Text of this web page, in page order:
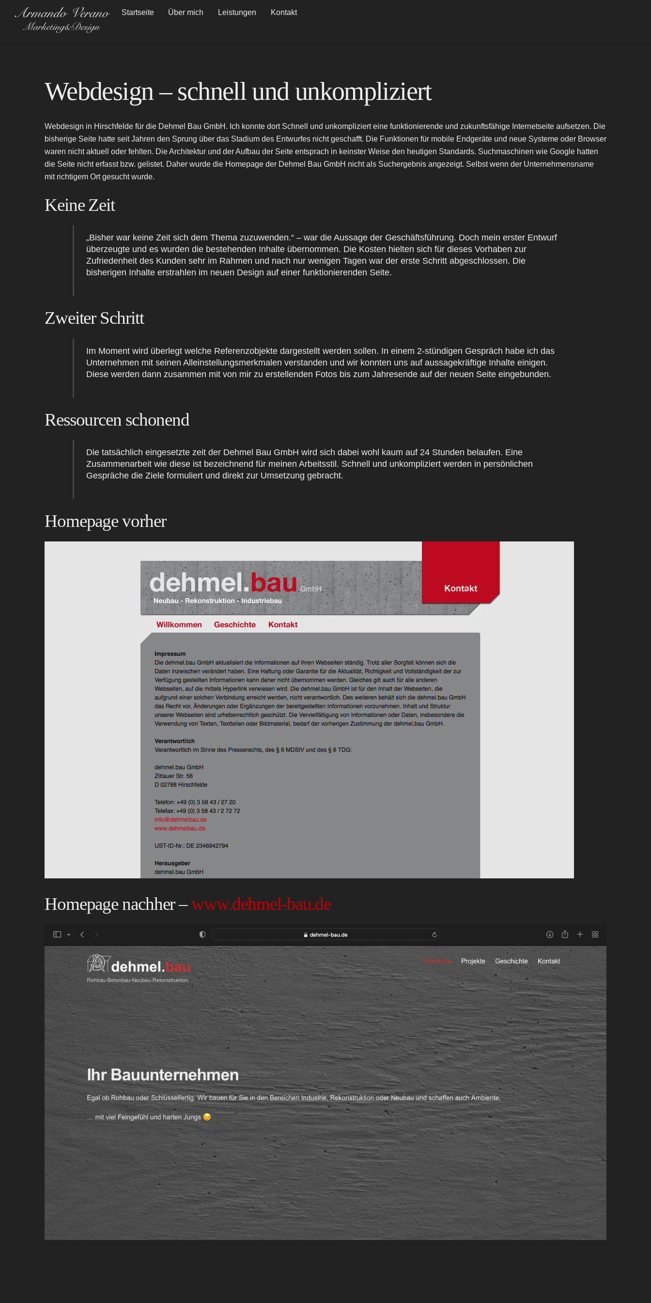
content
Startseite Über mich Leistungen Kontakt
Webdesign – schnell und unkompliziert
Webdesign in Hirschfelde für die Dehmel Bau GmbH. Ich konnte dort Schnell und unkompliziert eine funktionierende und zukunftsfähige Internetseite aufsetzen. Die
bisherige Seite hatte seit Jahren den Sprung über das Stadium des Entwurfes nicht geschafft. Die Funktionen für mobile Endgeräte und neue Systeme oder Browser
waren nicht aktuell oder fehlten. Die Architektur und der Aufbau der Seite entsprach in keinster Weise den heutigen Standards. Suchmaschinen wie Google hatten
die Seite nicht erfasst bzw. gelistet. Daher wurde die Homepage der Dehmel Bau GmbH nicht als Suchergebnis angezeigt. Selbst wenn der Unternehmensname
mit richtigem Ort gesucht wurde.
Keine Zeit
„Bisher war keine Zeit sich dem Thema zuzuwenden.“ – war die Aussage der Geschäftsführung. Doch mein erster Entwurf
überzeugte und es wurden die bestehenden Inhalte übernommen. Die Kosten hielten sich für dieses Vorhaben zur
Zufriedenheit des Kunden sehr im Rahmen und nach nur wenigen Tagen war der erste Schritt abgeschlossen. Die
bisherigen Inhalte erstrahlen im neuen Design auf einer funktionierenden Seite.
Zweiter Schritt
Im Moment wird überlegt welche Referenzobjekte dargestellt werden sollen. In einem 2-stündigen Gespräch habe ich das
Unternehmen mit seinen Alleinstellungsmerkmalen verstanden und wir konnten uns auf aussagekräftige Inhalte einigen.
Diese werden dann zusammen mit von mir zu erstellenden Fotos bis zum Jahresende auf der neuen Seite eingebunden.
Ressourcen schonend
Die tatsächlich eingesetzte zeit der Dehmel Bau GmbH wird sich dabei wohl kaum auf 24 Stunden belaufen. Eine
Zusammenarbeit wie diese ist bezeichnend für meinen Arbeitsstil. Schnell und unkompliziert werden in persönlichen
Gespräche die Ziele formuliert und direkt zur Umsetzung gebracht.
Homepage vorher
Homepage nachher –www.dehmel-bau.de